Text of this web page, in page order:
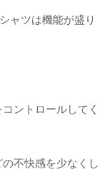
ャツは機能が盛り
ントロールしてく
不快感を少なくし